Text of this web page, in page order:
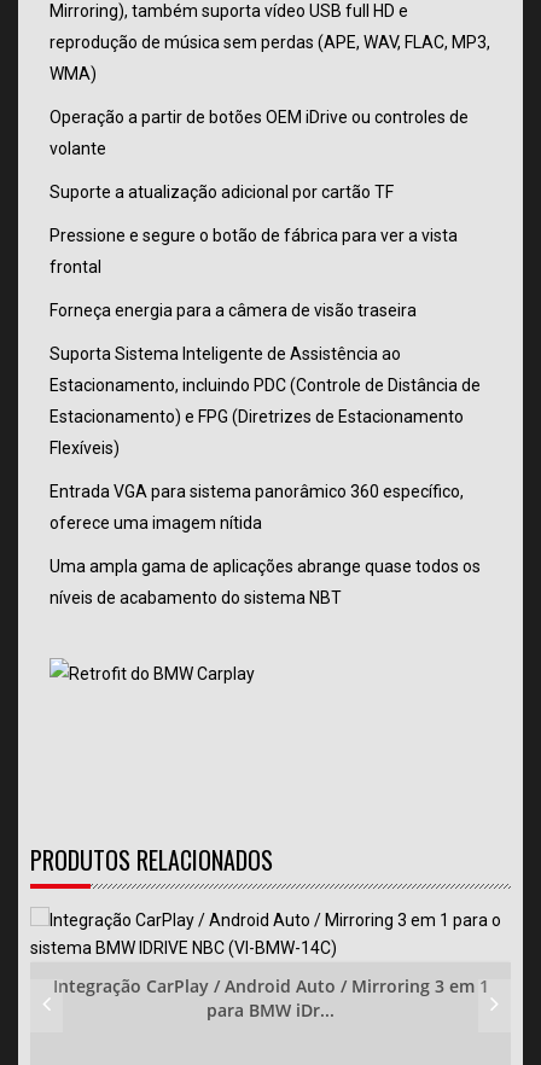
Mirroring), também suporta vídeo USB full HD e
reprodução de música sem perdas (APE, WAV, FLAC, MP3,
WMA)
Operação a partir de botões OEM iDrive ou controles de
volante
Suporte a atualização adicional por cartão TF
Pressione e segure o botão de fábrica para ver a vista
frontal
Forneça energia para a câmera de visão traseira
Suporta Sistema Inteligente de Assistência ao
Estacionamento, incluindo PDC (Controle de Distância de
Estacionamento) e FPG (Diretrizes de Estacionamento
Flexíveis)
Entrada VGA para sistema panorâmico 360 específico,
oferece uma imagem nítida
Uma ampla gama de aplicações abrange quase todos os
níveis de acabamento do sistema NBT
PRODUTOS RELACIONADOS
Integração CarPlay / Android Auto / Mirroring 3 em 1
para BMW iDr...